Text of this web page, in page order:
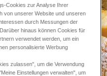
Cookies zur Analyse Ihrer
von unserer Website und unseren
durch Messungen der
hinaus können Cookies für
verwendet werden, um ein
personalisierte Werbung
zulassen", um die Verwendung
Einstellungen verwalten", um